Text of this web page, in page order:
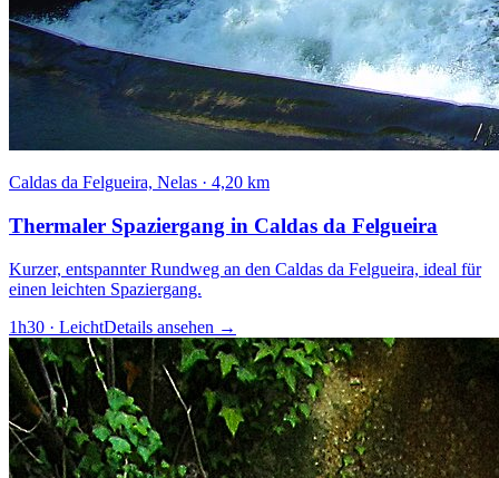
Caldas da Felgueira, Nelas · 4,20 km
Thermaler Spaziergang in Caldas da Felgueira
Kurzer, entspannter Rundweg an den Caldas da Felgueira, ideal für
einen leichten Spaziergang.
1h30 · LeichtDetails ansehen →